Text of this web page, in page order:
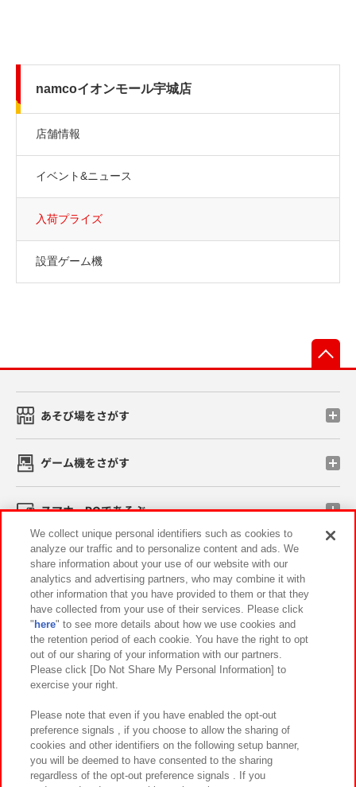
namcoイオンモール宇城店
店舗情報
イベント&ニュース
入荷プライズ
設置ゲーム機
あそび場をさがす
ゲーム機をさがす
スマホ・PCであそぶ
イベント・キャンペーン
関連会社 サステナビリティ サイトポリシー
プライバシーポリシー ウェブアクセシビリティ方針と検証結果
お取引先さまとともに
カスタマーハラスメント対応方針 よくあるご質問・お問い合わせ
We collect unique personal identifiers such as cookies to
analyze our traffic and to personalize content and ads. We
share information about your use of our website with our
analytics and advertising partners, who may combine it with
other information that you have provided to them or that they
have collected from your use of their services. Please click
" here" to see more details about how we use cookies and
the retention period of each cookie. You have the right to opt
out of our sharing of your information with our partners.
Please click [Do Not Share My Personal Information] to
exercise your right.
Please note that even if you have enabled the opt-out
preference signals , if you choose to allow the sharing of
cookies and other identifiers on the following setup banner,
you will be deemed to have consented to the sharing
regardless of the opt-out preference signals . If you